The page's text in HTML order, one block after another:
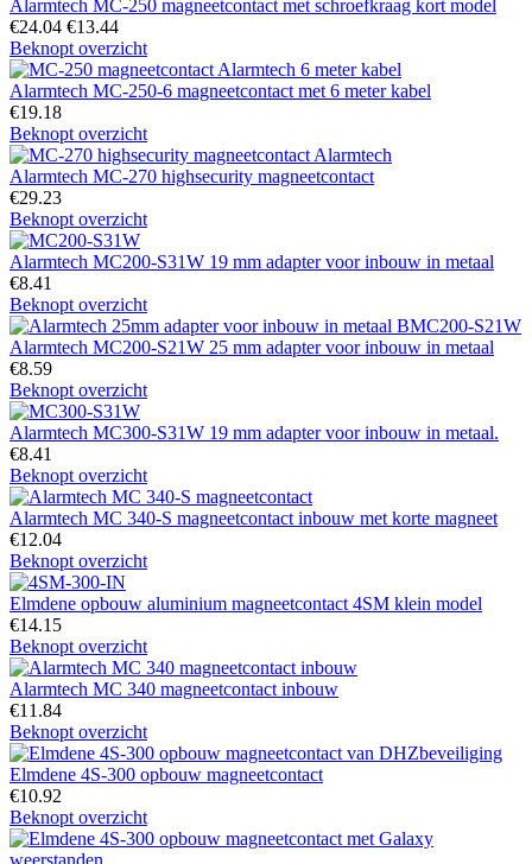
Alarmtech MC-250 magneetcontact met schroefkraag kort model
€24.04 €13.44
Beknopt overzicht
Alarmtech MC-250-6 magneetcontact met 6 meter kabel
€19.18
Beknopt overzicht
Alarmtech MC-270 highsecurity magneetcontact
€29.23
Beknopt overzicht
Alarmtech MC200-S31W 19 mm adapter voor inbouw in metaal
€8.41
Beknopt overzicht
Alarmtech MC200-S21W 25 mm adapter voor inbouw in metaal
€8.59
Beknopt overzicht
Alarmtech MC300-S31W 19 mm adapter voor inbouw in metaal.
€8.41
Beknopt overzicht
Alarmtech MC 340-S magneetcontact inbouw met korte magneet
€12.04
Beknopt overzicht
Elmdene opbouw aluminium magneetcontact 4SM klein model
€14.15
Beknopt overzicht
Alarmtech MC 340 magneetcontact inbouw
€11.84
Beknopt overzicht
Elmdene 4S-300 opbouw magneetcontact
€10.92
Beknopt overzicht